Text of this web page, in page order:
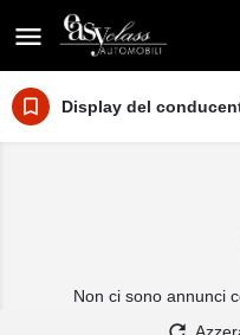
Display del
Non ci sono annunci